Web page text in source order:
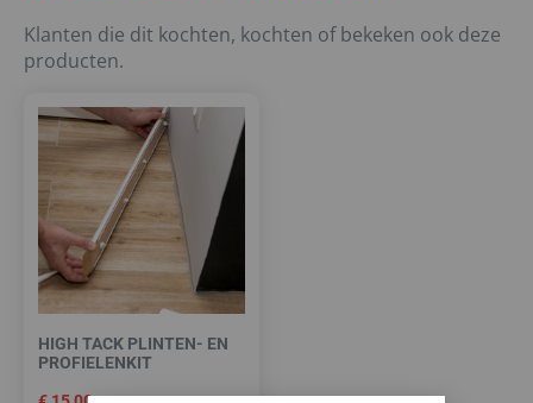
Klanten die dit kochten, kochten of bekeken ook deze
producten.
HIGH TACK PLINTEN- EN
PROFIELENKIT